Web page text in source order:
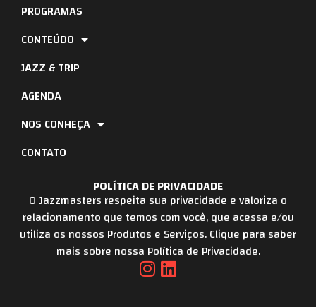
POLÍTICA DE PRIVACIDADE
O Jazzmasters respeita sua privacidade e valoriza o
relacionamento que temos com você, que acessa e/ou
utiliza os nossos Produtos e Serviços. Clique para saber
mais sobre nossa Política de Privacidade.
PROGRAMAS
CONTEÚDO
JAZZ & TRIP
AGENDA
NOS CONHEÇA
CONTATO